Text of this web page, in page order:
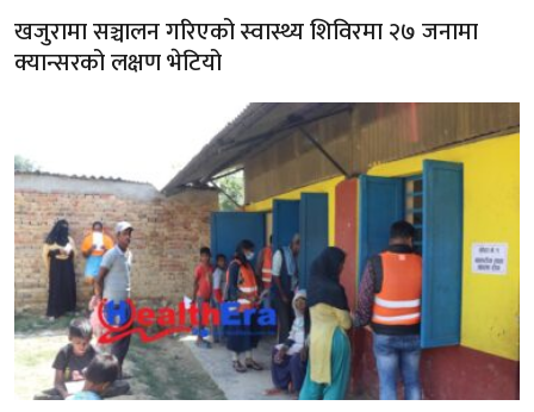
खजुरामा सञ्चालन गरिएको स्वास्थ्य शिविरमा २७ जनामा
क्यान्सरको लक्षण भेटियो